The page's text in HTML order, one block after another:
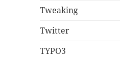
Tweaking
Twitter
TYPO3